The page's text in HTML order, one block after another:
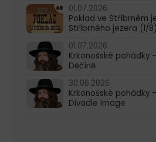
01.07.2026
Poklad ve Stříbrném
Stříbrného jezera (1/8)
01.07.2026
Krkonošské pohádky
Děčíně
30.06.2026
Krkonošské pohádky
Divadle Image